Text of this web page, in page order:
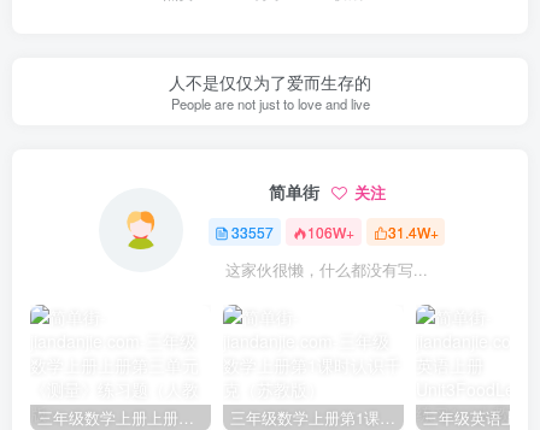
人不是仅仅为了爱而生存的
People are not just to love and live
简单街 关注
33557 106W+ 31.4W+
这家伙很懒，什么都没有写...